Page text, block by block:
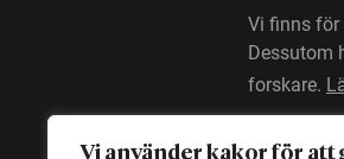
Vi använder kakor för att
Vi finns för
Dessutom
forskare.